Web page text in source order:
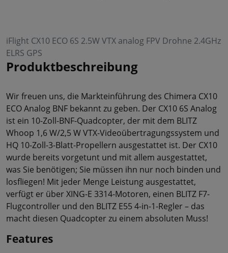
iFlight CX10 ECO 6S 2.5W VTX analog FPV Drohne 2.4GHz
ELRS GPS
Produktbeschreibung
Wir freuen uns, die Markteinführung des Chimera CX10
ECO Analog BNF bekannt zu geben. Der CX10 6S Analog
ist ein 10-Zoll-BNF-Quadcopter, der mit dem BLITZ
Whoop 1,6 W/2,5 W VTX-Videoübertragungssystem und
HQ 10-Zoll-3-Blatt-Propellern ausgestattet ist. Der CX10
wurde bereits vorgetunt und mit allem ausgestattet,
was Sie benötigen; Sie müssen ihn nur noch binden und
losfliegen! Mit jeder Menge Leistung ausgestattet,
verfügt er über XING-E 3314-Motoren, einen BLITZ F7-
Flugcontroller und den BLITZ E55 4-in-1-Regler – das
macht diesen Quadcopter zu einem absoluten Muss!
Features